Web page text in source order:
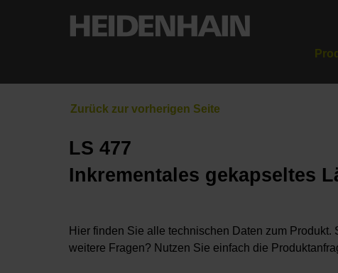
LS 477
Inkrementales gekapseltes
Hier finden Sie alle technischen Daten zum Produkt.
weitere Fragen? Nutzen Sie einfach die